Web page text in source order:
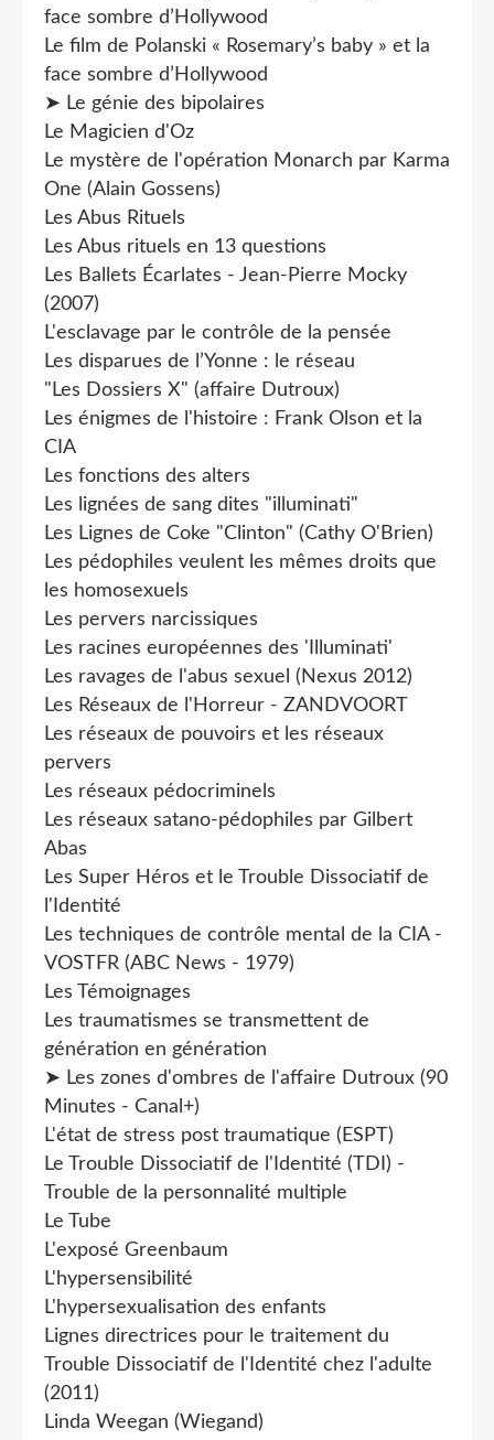
face sombre d’Hollywood
Le film de Polanski « Rosemary’s baby » et la
face sombre d’Hollywood
➤ Le génie des bipolaires
Le Magicien d'Oz
Le mystère de l'opération Monarch par Karma
One (Alain Gossens)
Les Abus Rituels
Les Abus rituels en 13 questions
Les Ballets Écarlates - Jean-Pierre Mocky
(2007)
L'esclavage par le contrôle de la pensée
Les disparues de l’Yonne : le réseau
"Les Dossiers X" (affaire Dutroux)
Les énigmes de l'histoire : Frank Olson et la
CIA
Les fonctions des alters
Les lignées de sang dites "illuminati"
Les Lignes de Coke "Clinton" (Cathy O'Brien)
Les pédophiles veulent les mêmes droits que
les homosexuels
Les pervers narcissiques
Les racines européennes des 'Illuminati'
Les ravages de l'abus sexuel (Nexus 2012)
Les Réseaux de l'Horreur - ZANDVOORT
Les réseaux de pouvoirs et les réseaux
pervers
Les réseaux pédocriminels
Les réseaux satano-pédophiles par Gilbert
Abas
Les Super Héros et le Trouble Dissociatif de
l'Identité
Les techniques de contrôle mental de la CIA -
VOSTFR (ABC News - 1979)
Les Témoignages
Les traumatismes se transmettent de
génération en génération
➤ Les zones d'ombres de l'affaire Dutroux (90
Minutes - Canal+)
L'état de stress post traumatique (ESPT)
Le Trouble Dissociatif de l'Identité (TDI) -
Trouble de la personnalité multiple
Le Tube
L'exposé Greenbaum
L'hypersensibilité
L'hypersexualisation des enfants
Lignes directrices pour le traitement du
Trouble Dissociatif de l'Identité chez l'adulte
(2011)
Linda Weegan (Wiegand)